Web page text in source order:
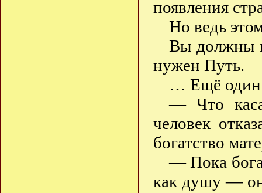
появления
Но ведь
Вы должны
нужен Путь.
… Ещё один
— Что
человек
богатство
— Пока
как душу —